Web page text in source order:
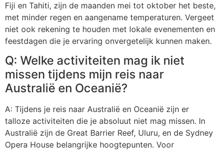
Fiji en Tahiti, zijn de maanden mei tot oktober het beste,
met minder regen en aangename temperaturen. Vergeet
niet ook rekening te houden met lokale evenementen en
feestdagen die je ervaring onvergetelijk kunnen maken.
Q: Welke activiteiten mag ik niet
missen tijdens mijn reis naar
Australië en Oceanië?
A: Tijdens je reis naar Australië en Oceanië zijn er
talloze activiteiten die je absoluut niet mag missen. In
Australië zijn de Great Barrier Reef, Uluru, en de Sydney
Opera House belangrijke hoogtepunten. Voor